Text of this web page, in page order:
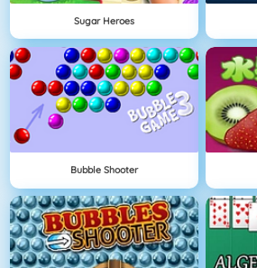
Sugar Heroes
Bubble Shooter